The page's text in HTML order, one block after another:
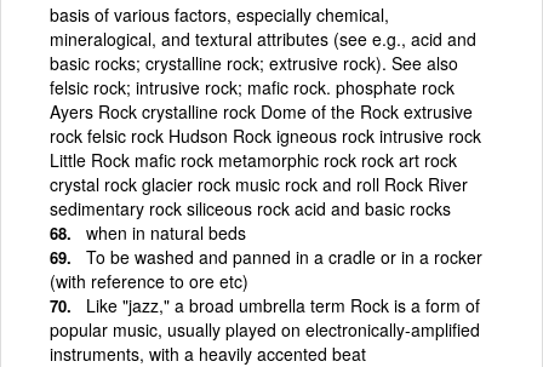
basis of various factors, especially chemical,
mineralogical, and textural attributes (see e.g., acid and
basic rocks; crystalline rock; extrusive rock). See also
felsic rock; intrusive rock; mafic rock. phosphate rock
Ayers Rock crystalline rock Dome of the Rock extrusive
rock felsic rock Hudson Rock igneous rock intrusive rock
Little Rock mafic rock metamorphic rock rock art rock
crystal rock glacier rock music rock and roll Rock River
sedimentary rock siliceous rock acid and basic rocks
when in natural beds
To be washed and panned in a cradle or in a rocker
(with reference to ore etc)
Like "jazz," a broad umbrella term Rock is a form of
popular music, usually played on electronically-amplified
instruments, with a heavily accented beat